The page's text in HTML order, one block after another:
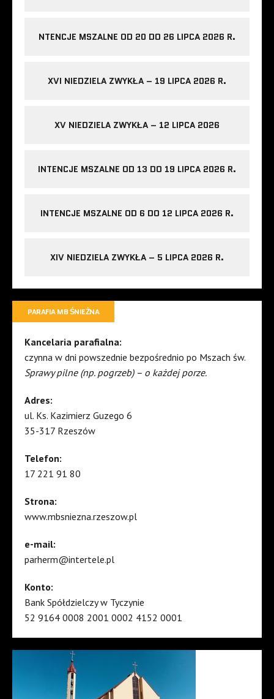
NTENCJE MSZALNE OD 20 DO 26 LIPCA 2026 R.
XVI NIEDZIELA ZWYKŁA – 19 LIPCA 2026 R.
XV NIEDZIELA ZWYKŁA – 12 LIPCA 2026
INTENCJE MSZALNE OD 13 DO 19 LIPCA 2026 R.
INTENCJE MSZALNE OD 6 DO 12 LIPCA 2026 R.
XIV NIEDZIELA ZWYKŁA – 5 LIPCA 2026 R.
PARAFIA MB ŚNIEŻNA
Kancelaria parafialna:
czynna w dni powszednie bezpośrednio po Mszach św.
Sprawy pilne (np. pogrzeb) – o każdej porze.
Adres:
ul. Ks. Kazimierz Guzego 6
35-317 Rzeszów
Telefon:
17 221 91 80
Strona:
www.mbsniezna.rzeszow.pl
e-mail:
parherm@intertele.pl
Konto:
Bank Spółdzielczy w Tyczynie
52 9164 0008 2001 0002 4152 0001